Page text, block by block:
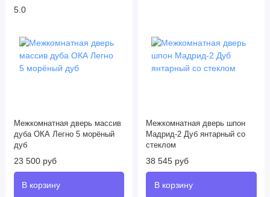
5.0
Межкомнатная дверь массив
дуба ОКА Легно 5 морёный
дуб
23 500 руб
Межкомнатная дверь шпон
Мадрид-2 Дуб янтарный со
стеклом
38 545 руб